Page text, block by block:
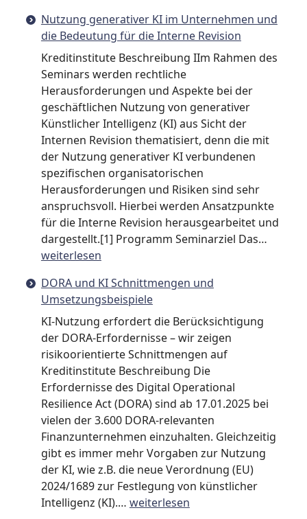
und
„Compliance“-
gerechte
Bestimmung
der
Hochrisikorelevanz
gem.
EU
KI-
Verordnung
Nutzung generativer KI im Unternehmen und
die Bedeutung für die Interne Revision
Kreditinstitute Beschreibung IIm Rahmen des
Seminars werden rechtliche
Herausforderungen und Aspekte bei der
geschäftlichen Nutzung von generativer
Künstlicher Intelligenz (KI) aus Sicht der
Internen Revision thematisiert, denn die mit
der Nutzung generativer KI verbundenen
spezifischen organisatorischen
Herausforderungen und Risiken sind sehr
anspruchsvoll. Hierbei werden Ansatzpunkte
für die Interne Revision herausgearbeitet und
dargestellt.[1] Programm Seminarziel Das…
weiterlesen
DORA und KI Schnittmengen und
Umsetzungsbeispiele
KI-Nutzung erfordert die Berücksichtigung
der DORA-Erfordernisse – wir zeigen
risikoorientierte Schnittmengen auf
Kreditinstitute Beschreibung Die
Erfordernisse des Digital Operational
Resilience Act (DORA) sind ab 17.01.2025 bei
vielen der 3.600 DORA-relevanten
Finanzunternehmen einzuhalten. Gleichzeitig
gibt es immer mehr Vorgaben zur Nutzung
der KI, wie z.B. die neue Verordnung (EU)
2024/1689 zur Festlegung von künstlicher
Intelligenz (KI).… DORA
weiterlesen